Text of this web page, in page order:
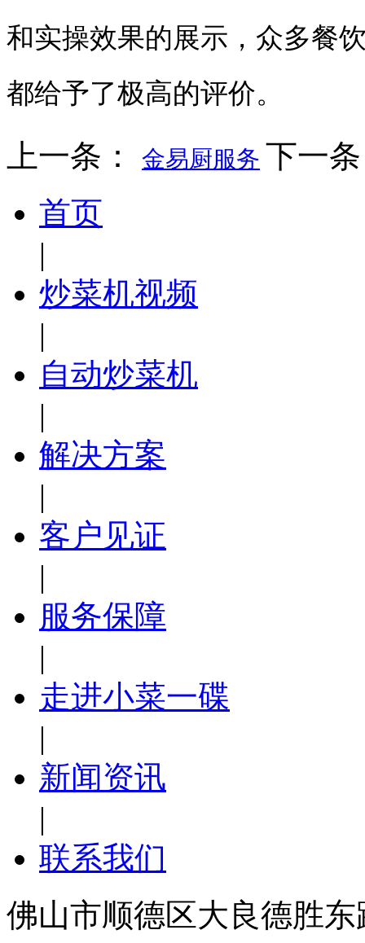
和实操效果的展示，众多餐
都给予了极高的评价。
上一条： 金易厨服务 下一
首页
|
炒菜机视频
|
自动炒菜机
|
解决方案
|
客户见证
|
服务保障
|
走进小菜一碟
|
新闻资讯
|
联系我们
佛山市顺德区大良德胜